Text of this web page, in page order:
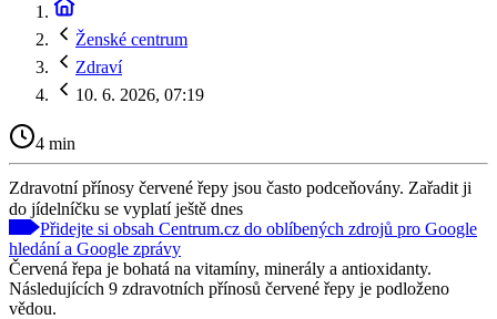
Ženské centrum
Zdraví
10. 6. 2026, 07:19
4 min
Zdravotní přínosy červené řepy jsou často podceňovány. Zařadit ji
do jídelníčku se vyplatí ještě dnes
Přidejte si obsah Centrum.cz do oblíbených zdrojů pro Google
hledání a Google zprávy
Červená řepa je bohatá na vitamíny, minerály a antioxidanty.
Následujících 9 zdravotních přínosů červené řepy je podloženo
vědou.